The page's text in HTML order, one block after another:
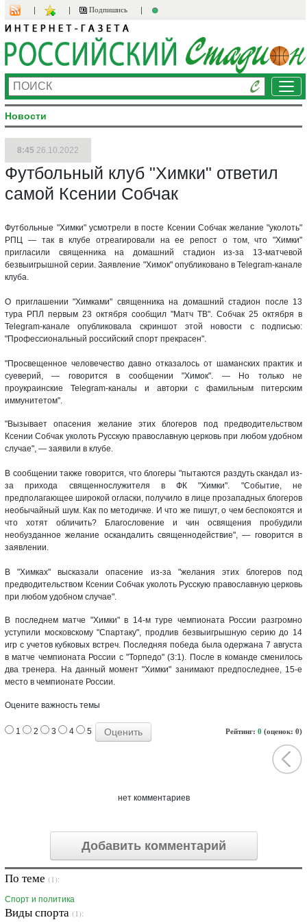
Подпишись
Новости
8:45 26.10.2022
Футбольный клуб "Химки" ответил
самой Ксении Собчак
Футбольные "Химки" усмотрели в посте Ксении Собчак желание "уколоть"
РПЦ — так в клубе отреагировали на ее репост о том, что "Химки"
пригласили священника на домашний стадион из-за 13-матчевой
безвыигрышной серии. Заявление "Химок" опубликовано в Telegram-канале
клуба.
О приглашении "Химками" священника на домашний стадион после 13
тура РПЛ первым 23 октября сообщил "Матч ТВ". Собчак 25 октября в
Telegram-канале опубликовала скриншот этой новости с подписью:
"Профессиональный российский спорт прекрасен".
"Просвещенное человечество давно отказалось от шаманских практик и
суеверий, — говорится в сообщении "Химок". — Но только не
проукраинские Telegram-каналы и авторки с фамильным питерским
иммунитетом".
"Вызывает опасения желание этих блогеров под предводительством
Ксении Собчак уколоть Русскую православную церковь при любом удобном
случае", — заявили в клубе.
В сообщении также говорится, что блогеры "пытаются раздуть скандал из-
за прихода священнослужителя в ФК "Химки". "Событие, не
предполагающее широкой огласки, получило в лице прозападных блогеров
необычайный шум. Как по методичке. И что же пишут, о чем беспокоятся и
что хотят обличить? Благословение и чин освящения пробудили
необузданное желание оскандалить священнодействие", — говорится в
заявлении.
В "Химках" высказали опасение из-за "желания этих блогеров под
предводительством Ксении Собчак уколоть Русскую православную церковь
при любом удобном случае".
В последнем матче "Химки" в 14-м туре чемпионата России разгромно
уступили московскому "Спартаку", продлив безвыигрышную серию до 14
игр с учетов кубковых встреч. Последняя победа была одержана 7 августа
в матче чемпионата России с "Торпедо" (3:1). После в команде сменилось
два тренера. На данный момент "Химки" занимают предпоследнее, 15-е
место в чемпионате России.
Оцените важность темы
Рейтинг: 0 (оценок: 0)
1 2 3 4 5
нет комментариев
Добавить комментарий
По теме (1):
Спорт и политика
Виды спорта (1):